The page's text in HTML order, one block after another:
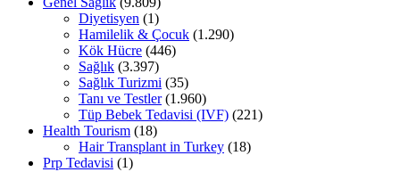
Diyetisyen (1)
Hamilelik & Çocuk (1.290)
Kök Hücre (446)
Sağlık (3.397)
Sağlık Turizmi (35)
Tanı ve Testler(1.960)
Tüp Bebek Tedavisi (IVF) (221)
Health Tourism (18)
Hair Transplant in Turkey (18)
Prp Tedavisi (1)